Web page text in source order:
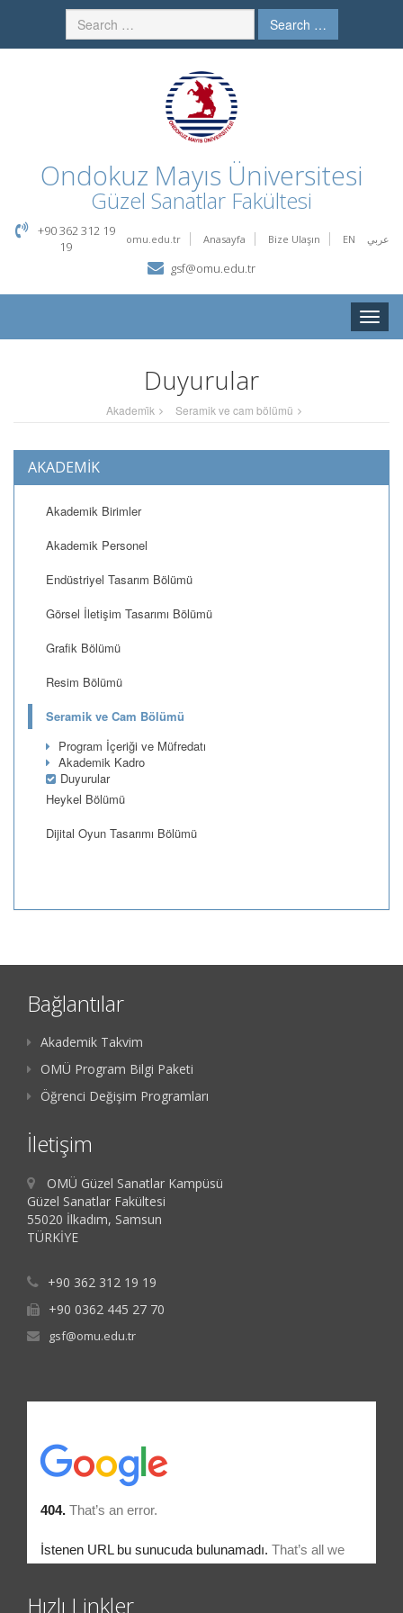
Search …
Ondokuz Mayıs Üniversitesi
Güzel Sanatlar Fakültesi
omu.edu.tr Anasayfa Bize Ulaşın EN عربي
+90 362 312 19
19
gsf@omu.edu.tr
Toggle
Duyurular
Akademi̇k Seramik ve cam bölümü
AKADEMİK
Akademik Birimler
Akademik Personel
Endüstriyel Tasarım Bölümü
Görsel İletişim Tasarımı Bölümü
Grafik Bölümü
Resim Bölümü
Seramik ve Cam Bölümü
Program İçeriği ve Müfredatı
Akademik Kadro
Duyurular
Heykel Bölümü
Dijital Oyun Tasarımı Bölümü
Bağlantılar
Akademik Takvim
OMÜ Program Bilgi Paketi
Öğrenci Değişim Programları
İletişim
OMÜ Güzel Sanatlar Kampüsü
Güzel Sanatlar Fakültesi
55020 İlkadım, Samsun
TÜRKİYE
+90 362 312 19 19
+90 0362 445 27 70
gsf@omu.edu.tr
Hızlı Linkler